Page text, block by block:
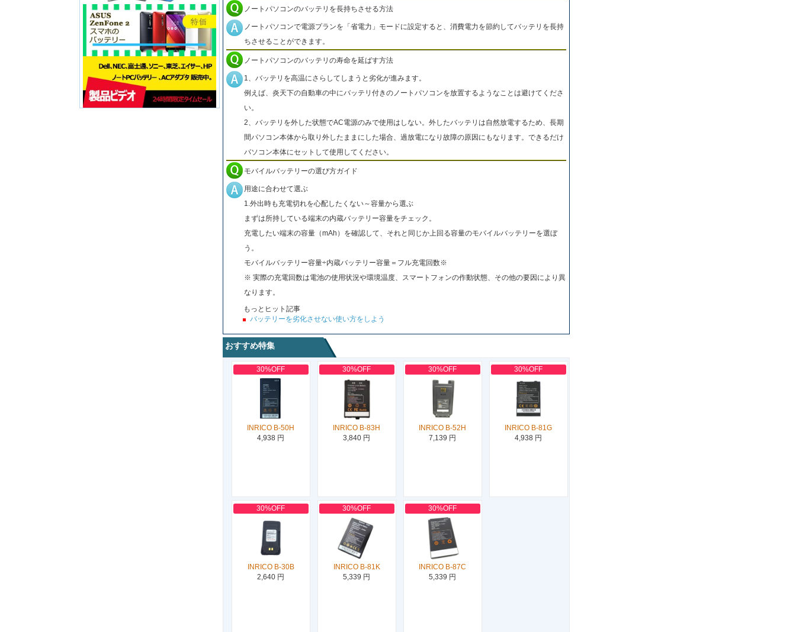
ノートパソコンのバッテリを長持ちさせる方法
ノートパソコンで電源プランを「省電力」モードに設定すると、消費電力を節約してバッテリを長持
ちさせることができます。
ノートパソコンのバッテリの寿命を延ばす方法
1、バッテリを高温にさらしてしまうと劣化が進みます。
例えば、炎天下の自動車の中にバッテリ付きのノートパソコンを放置するようなことは避けてくださ
い。
2、バッテリを外した状態でAC電源のみで使用はしない。外したバッテリは自然放電するため、長期
間パソコン本体から取り外したままにした場合、過放電になり故障の原因にもなります。できるだけ
パソコン本体にセットして使用してください。
モバイルバッテリーの選び方ガイド
用途に合わせて選ぶ
1.外出時も充電切れを心配したくない～容量から選ぶ
まずは所持している端末の内蔵バッテリー容量をチェック。
充電したい端末の容量（mAh）を確認して、それと同じか上回る容量のモバイルバッテリーを選ぼ
う。
モバイルバッテリー容量÷内蔵バッテリー容量＝フル充電回数※
※ 実際の充電回数は電池の使用状況や環境温度、スマートフォンの作動状態、その他の要因により異
なります。
もっとヒット記事
バッテリーを劣化させない使い方をしよう
おすすめ特集
30%OFF
INRICO B-50H
4,938 円
30%OFF
INRICO B-83H
3,840 円
30%OFF
INRICO B-52H
7,139 円
30%OFF
INRICO B-81G
4,938 円
30%OFF
INRICO B-30B
2,640 円
30%OFF
INRICO B-81K
5,339 円
30%OFF
INRICO B-87C
5,339 円